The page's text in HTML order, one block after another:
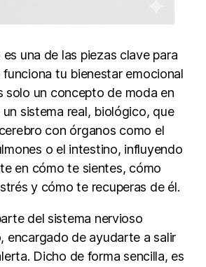
una de las piezas clave para
tu bienestar emocional
solo un concepto de moda en
un sistema real, biológico, que
con órganos como el
o el intestino, influyendo
en cómo te sientes, cómo
y cómo te recuperas de él.
del sistema nervioso
encargado de ayudarte a salir
Dicho de forma sencilla, es